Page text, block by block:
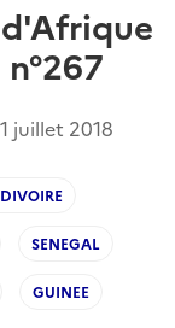
juillet 2018
SENEGAL
GUINEE